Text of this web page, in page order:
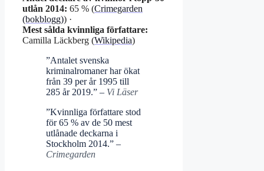
utlån 2014: 65 % (Crimegarden
(bokblogg)) ·
Mest sålda kvinnliga författare:
Camilla Läckberg (Wikipedia)
”Antalet svenska
kriminalromaner har ökat
från 39 per år 1995 till
285 år 2019.” – Vi Läser
”Kvinnliga författare stod
för 65 % av de 50 mest
utlånade deckarna i
Stockholm 2014.” –
Crimegarden